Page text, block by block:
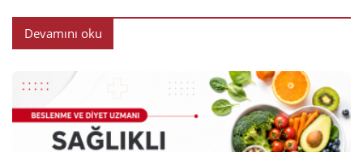
Devamını oku